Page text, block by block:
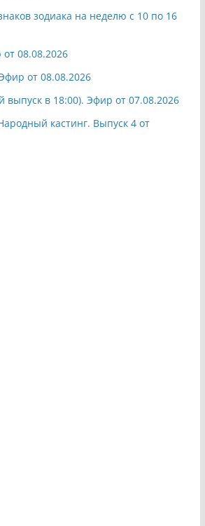
зодиака на неделю с 10 по 16
08.08.2026
от 08.08.2026
выпуск в 18:00). Эфир от 07.08.2026
кастинг. Выпуск 4 от